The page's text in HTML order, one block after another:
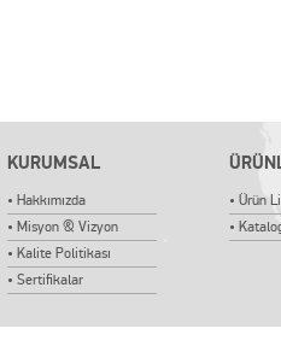
KURUMSAL
• Hakkımızda
• Misyon & Vizyon
• Kalite Politikası
• Sertifikalar
• Ürün
•